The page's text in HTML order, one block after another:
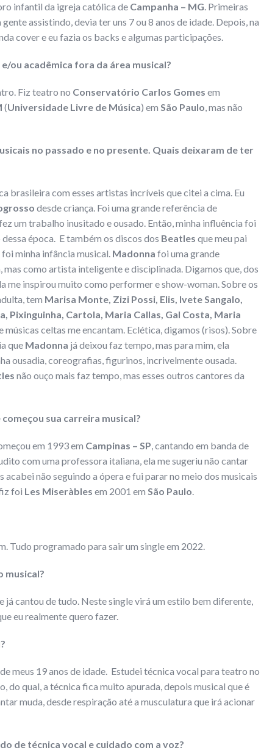
infantil da igreja católica de Campanha – MG. Primeiras
assistindo, devia ter uns 7 ou 8 anos de idade. Depois, na
cover e eu fazia os backs e algumas participações.
ou acadêmica fora da área musical?
Fiz teatro no Conservatório Carlos Gomes em
(Universidade Livre de Música) em São Paulo, mas não
no passado e no presente. Quais deixaram de ter
brasileira com esses artistas incríveis que citei a cima. Eu
desde criança. Foi uma grande referência de
um trabalho inusitado e ousado. Então, minha influência foi
época. E também os discos dos Beatles que meu pai
minha infância musical. Madonna foi uma grande
como artista inteligente e disciplinada. Digamos que, dos
me inspirou muito como performer e show-woman. Sobre os
tem Marisa Monte, Zizi Possi, Elis, Ivete Sangalo,
Pixinguinha, Cartola, Maria Callas, Gal Costa, Maria
músicas celtas me encantam. Eclética, digamos (risos). Sobre
que Madonna já deixou faz tempo, mas para mim, ela
ousadia, coreografias, figurinos, incrivelmente ousada.
não ouço mais faz tempo, mas esses outros cantores da
sua carreira musical?
em 1993 em Campinas – SP, cantando em banda de
com uma professora italiana, ela me sugeriu não cantar
acabei não seguindo a ópera e fui parar no meio dos musicais
foi Les Miseràbles em 2001 em São Paulo.
Tudo programado para sair um single em 2022.
musical?
já cantou de tudo. Neste single virá um estilo bem diferente,
eu realmente quero fazer.
meus 19 anos de idade. Estudei técnica vocal para teatro no
do qual, a técnica fica muito apurada, depois musical que é
muda, desde respiração até a musculatura que irá acionar
de técnica vocal e cuidado com a voz?